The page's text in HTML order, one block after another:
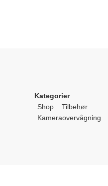
Kategorier
Shop
Tilbehør
Kameraovervågning